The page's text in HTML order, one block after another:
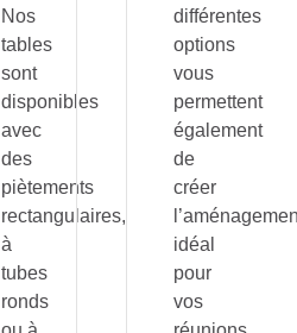
Nos
tables
sont
disponibles
avec
des
piètements
rectangulaires,
à
tubes
ronds
différentes
options
vous
permettent
également
de
créer
idéal
pour
vos